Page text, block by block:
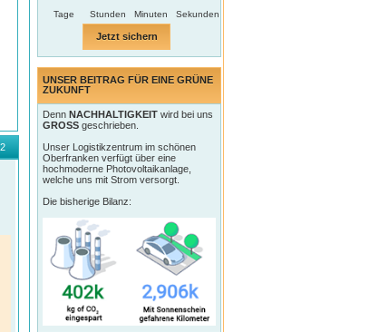
PREVENTID CC Darmkrebs
Selbsttest Stuhl
Preventis GmbH
1 Stk Test
00576912
ASPILOS Selbsttest
Magengesundheit H.pylori
Aspilos GmbH
Einheit:
PZN
Tage
Jetzt sichern
UNSER BEITRAG FÜR EINE GRÜNE
ZUKUNFT
Denn NACHHALTIGKEIT wird bei uns
GROSS geschrieben.
Unser Logistikzentrum im schönen
Oberfranken verfügt über eine
hochmoderne Photovoltaikanlage,
welche uns mit Strom versorgt.
Die bisherige Bilanz: